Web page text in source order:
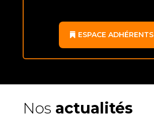
ESPACE ADHÉRENTS
Nos actualités